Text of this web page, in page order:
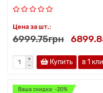
Цена за шт.:
6999.75грн
Купить в 1
Ваша скидка: -20%